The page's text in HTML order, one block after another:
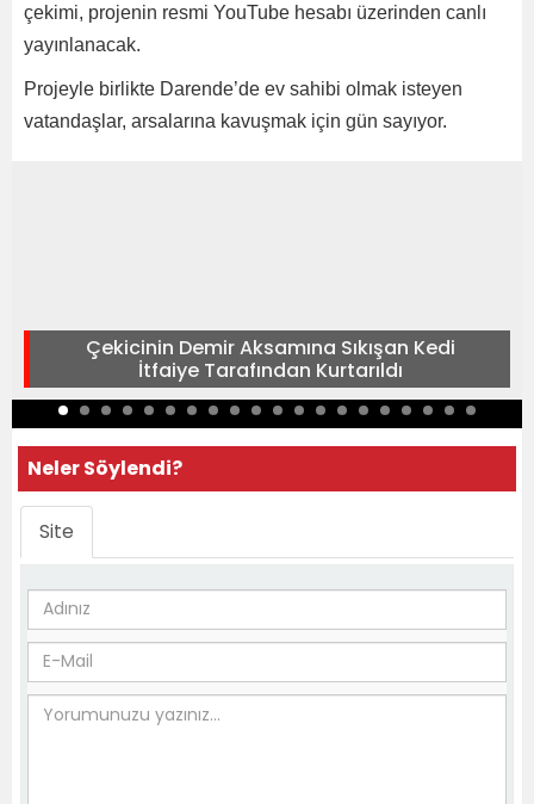
çekimi, projenin resmi YouTube hesabı üzerinden canlı
yayınlanacak.
Projeyle birlikte Darende’de ev sahibi olmak isteyen
vatandaşlar, arsalarına kavuşmak için gün sayıyor.
Çekicinin Demir Aksamına Sıkışan Kedi
İtfaiye Tarafından Kurtarıldı
Neler Söylendi?
Site